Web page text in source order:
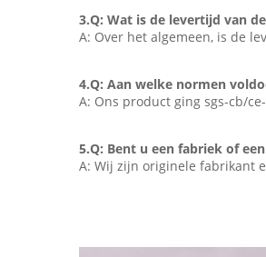
3.Q: Wat is de levertijd van
A: Over het algemeen, is de
4.Q: Aan welke normen
A: Ons product ging sgs-cb/
5.Q: Bent u een fabriek of
A: Wij zijn originele fabrikant